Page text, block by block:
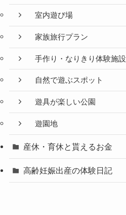
室内遊び場
家族旅行プラン
手作り・なりきり体験施設
自然で遊ぶスポット
遊具が楽しい公園
遊園地
産休・育休と貰えるお金
高齢妊娠出産の体験日記